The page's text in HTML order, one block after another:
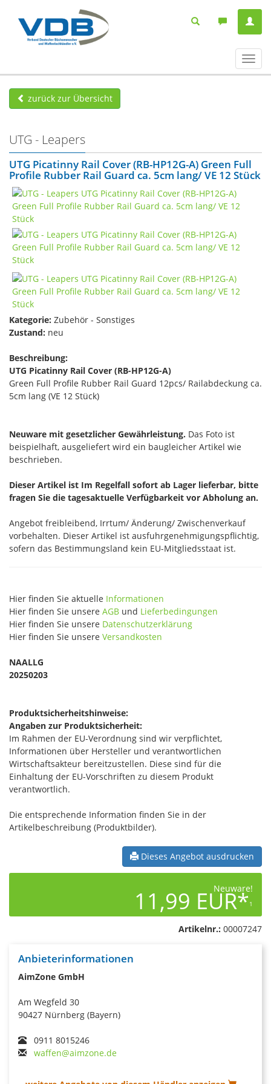
ein-/
zurück zur Übersicht
UTG - Leapers
UTG Picatinny Rail Cover (RB-HP12G-A) Green Full
Profile Rubber Rail Guard ca. 5cm lang/ VE 12 Stück
Kategorie: Zubehör - Sonstiges
Zustand: neu
Beschreibung:
UTG Picatinny Rail Cover (RB-HP12G-A)
Green Full Profile Rubber Rail Guard 12pcs/ Railabdeckung ca.
5cm lang (VE 12 Stück)
Neuware mit gesetzlicher Gewährleistung. Das Foto ist
beispielhaft, ausgeliefert wird ein baugleicher Artikel wie
beschrieben.
Dieser Artikel ist Im Regelfall sofort ab Lager lieferbar, bitte
fragen Sie die tagesaktuelle Verfügbarkeit vor Abholung an.
Angebot freibleibend, Irrtum/ Änderung/ Zwischenverkauf
vorbehalten. Dieser Artikel ist ausfuhrgenehmigungspflichtig,
sofern das Bestimmungsland kein EU-Mitgliedsstaat ist.
Hier finden Sie aktuelle Informationen
Hier finden Sie unsere AGB und Lieferbedingungen
Hier finden Sie unsere Datenschutzerklärung
Hier finden Sie unsere Versandkosten
NAALLG
20250203
Produktsicherheitshinweise:
Angaben zur Produktsicherheit:
Im Rahmen der EU-Verordnung sind wir verpflichtet,
Informationen über Hersteller und verantwortlichen
Wirtschaftsakteur bereitzustellen. Diese sind für die
Einhaltung der EU-Vorschriften zu diesem Produkt
verantwortlich.
Die entsprechende Information finden Sie in der
Artikelbeschreibung (Produktbilder).
Dieses Angebot ausdrucken
Neuware!
11,99 EUR*1
Artikelnr.: 00007247
Anbieterinformationen
AimZone GmbH
Am Wegfeld 30
90427 Nürnberg (Bayern)
0911 8015246
waffen@aimzone.de